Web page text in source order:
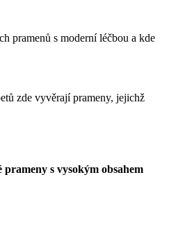
pramenů s moderní léčbou a kde
zde vyvěrají prameny, jejichž
s vysokým obsahem